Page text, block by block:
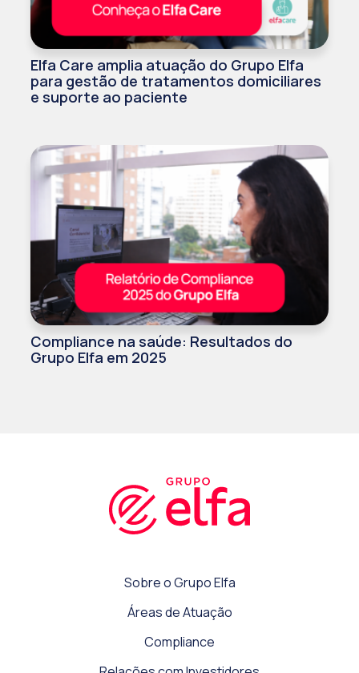
Elfa Care amplia atuação do Grupo Elfa
para gestão de tratamentos domiciliares
e suporte ao paciente
Compliance na saúde: Resultados do
Grupo Elfa em 2025
Sobre o Grupo Elfa
Áreas de Atuação
Compliance